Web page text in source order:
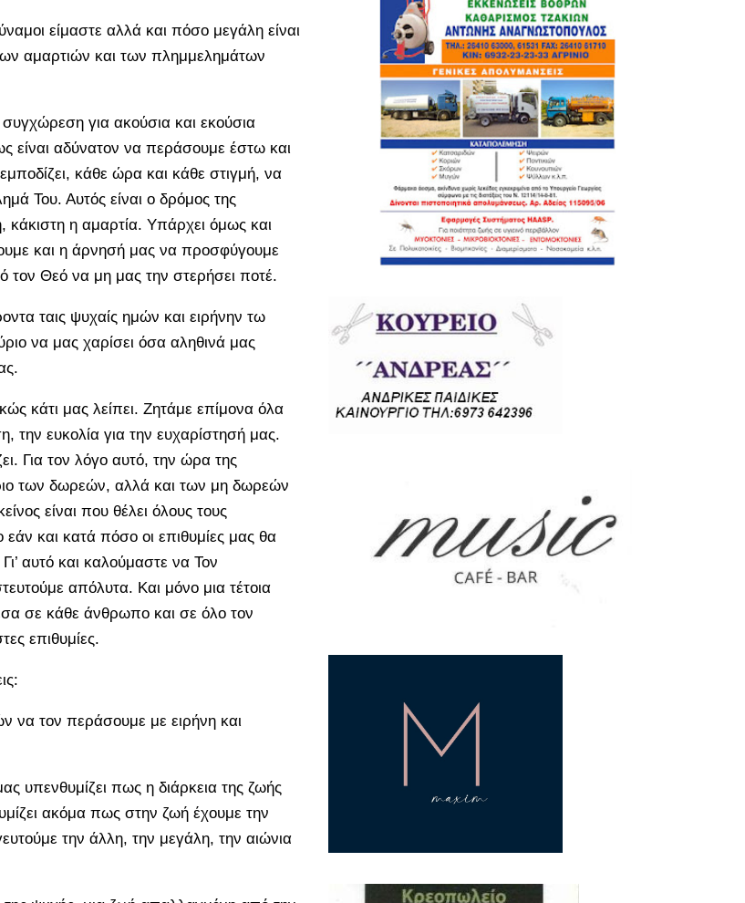
είμαστε αλλά και πόσο μεγάλη είναι
αμαρτιών και των πλημμελημάτων
για ακούσια και εκούσια
είναι αδύνατον να περάσουμε έστω και
κάθε ώρα και κάθε στιγμή, να
Του. Αυτός είναι ο δρόμος της
κάκιστη η αμαρτία. Υπάρχει όμως και
και η άρνησή μας να προσφύγουμε
τον Θεό να μη μας την στερήσει ποτέ.
ταις ψυχαίς ημών και ειρήνην τω
να μας χαρίσει όσα αληθινά μας
κάτι μας λείπει. Ζητάμε επίμονα όλα
την ευκολία για την ευχαρίστησή μας.
Για τον λόγο αυτό, την ώρα της
των δωρεών, αλλά και των μη δωρεών
είναι που θέλει όλους τους
και κατά πόσο οι επιθυμίες μας θα
αυτό και καλούμαστε να Τον
απόλυτα. Και μόνο μια τέτοια
σε κάθε άνθρωπο και σε όλο τον
επιθυμίες.
να τον περάσουμε με ειρήνη και
υπενθυμίζει πως η διάρκεια της ζωής
ακόμα πως στην ζωή έχουμε την
την άλλη, την μεγάλη, την αιώνια